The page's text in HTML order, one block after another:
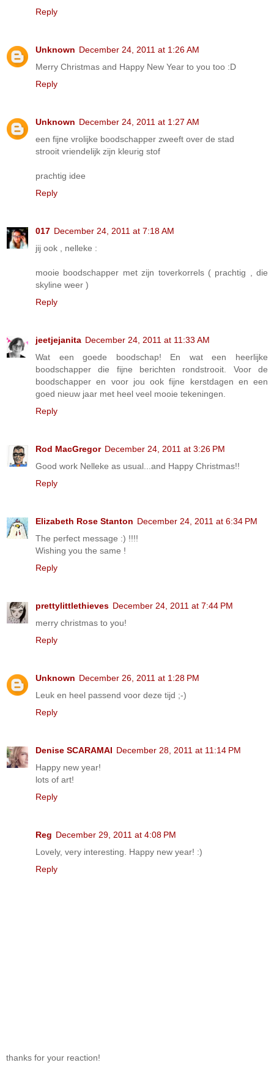
Reply
Unknown December 24, 2011 at 1:26 AM
Merry Christmas and Happy New Year to you too :D
Reply
Unknown December 24, 2011 at 1:27 AM
een fijne vrolijke boodschapper zweeft over de stad
strooit vriendelijk zijn kleurig stof
prachtig idee
Reply
017 December 24, 2011 at 7:18 AM
jij ook , nelleke :
mooie boodschapper met zijn toverkorrels ( prachtig , die
skyline weer )
Reply
jeetjejanita December 24, 2011 at 11:33 AM
Wat een goede boodschap! En wat een heerlijke
boodschapper die fijne berichten rondstrooit. Voor de
boodschapper en voor jou ook fijne kerstdagen en een
goed nieuw jaar met heel veel mooie tekeningen.
Reply
Rod MacGregor December 24, 2011 at 3:26 PM
Good work Nelleke as usual...and Happy Christmas!!
Reply
Elizabeth Rose Stanton December 24, 2011 at 6:34 PM
The perfect message :) !!!!
Wishing you the same !
Reply
prettylittlethieves December 24, 2011 at 7:44 PM
merry christmas to you!
Reply
Unknown December 26, 2011 at 1:28 PM
Leuk en heel passend voor deze tijd ;-)
Reply
Denise SCARAMAI December 28, 2011 at 11:14 PM
Happy new year!
lots of art!
Reply
Reg December 29, 2011 at 4:08 PM
Lovely, very interesting. Happy new year! :)
Reply
thanks for your reaction!